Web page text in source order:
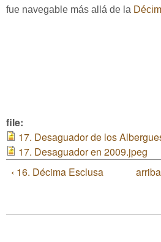
fue navegable más allá de la
file:
17. Desaguador de los
17. Desaguador en 2009.jpeg
‹ 16. Décima Esclusa
arriba